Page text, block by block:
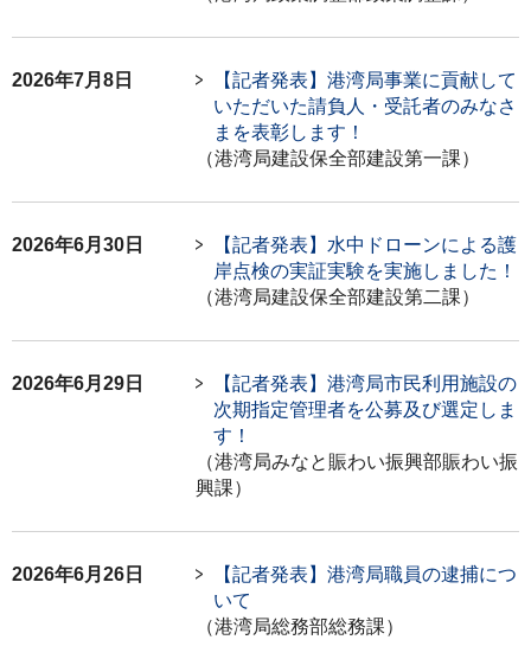
2026年7月8日
【記者発表】港湾局事業に貢献して
いただいた請負人・受託者のみなさ
まを表彰します！
（港湾局建設保全部建設第一課）
2026年6月30日
【記者発表】水中ドローンによる護
岸点検の実証実験を実施しました！
（港湾局建設保全部建設第二課）
2026年6月29日
【記者発表】港湾局市民利用施設の
次期指定管理者を公募及び選定しま
す！
（港湾局みなと賑わい振興部賑わい振
興課）
2026年6月26日
【記者発表】港湾局職員の逮捕につ
いて
（港湾局総務部総務課）